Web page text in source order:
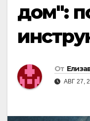
дом":
От
АВГ 27,